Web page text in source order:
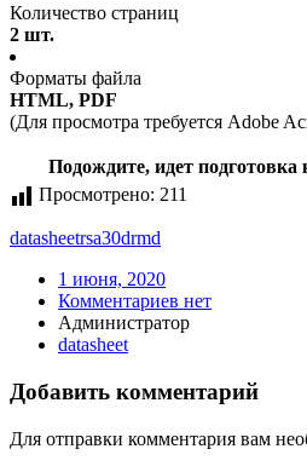
Количество страниц
2 шт.
Форматы файла
HTML, PDF
(Для просмотра требуется Adobe
Подождите, идет подготовка
Просмотрено: 211
datasheetrsa30drmd
1 июня, 2020
Комментариев нет
Администратор
datasheet
Добавить комментарий
Для отправки комментария вам